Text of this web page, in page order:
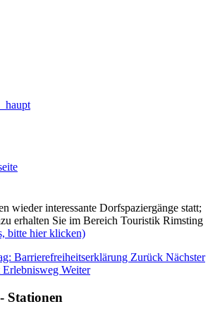
wieder interessante Dorfspaziergänge statt;
erhalten Sie im Bereich Touristik Rimsting
bitte hier klicken)
Barrierefreiheitserklärung Zurück Nächster
Weiter
Stationen